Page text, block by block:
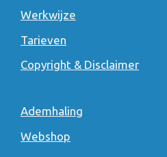
Werkwijze
Tarieven
Copyright & Disclaimer
Ademhaling
Webshop